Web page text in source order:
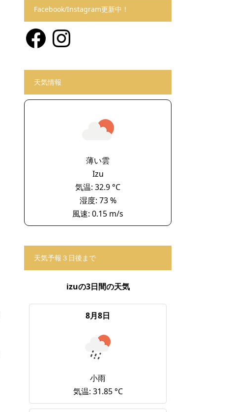
Facebook/Instagram更新中！
FacebookInstagram
天気情報
薄い雲
Izu
気温: 32.9 °C
湿度: 73 %
風速: 0.15 m/s
天気予報３日後まで
izuの3日間の天気
8月8日
小雨
気温: 31.85 °C